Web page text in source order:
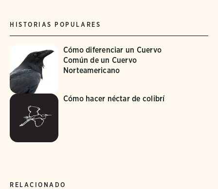
HISTORIAS POPULARES
Cómo diferenciar un Cuervo
Común de un Cuervo
Norteamericano
Cómo hacer néctar de colibrí
RELACIONADO